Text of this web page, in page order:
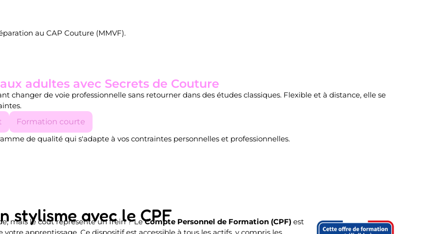
au CAP Couture (MMVF).
adultes avec Secrets de Couture
changer de voie professionnelle sans retourner dans des études classiques. Flexible et à distance, elle se
Formation courte
de qualité qui s'adapte à vos contraintes personnelles et professionnelles.
stylisme avec le CPF
mais le coût représente un frein ? LeCompte Personnel de Formation (CPF) est